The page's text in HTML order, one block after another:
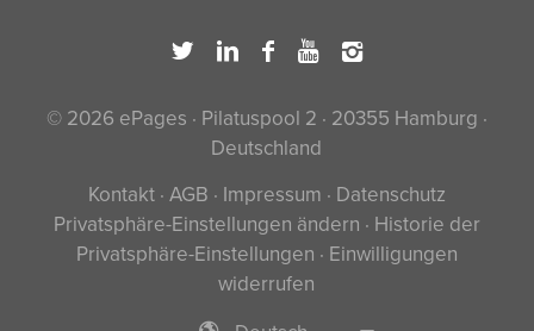
© 2026 ePages · Pilatuspool 2 · 20355 Hamburg ·
Deutschland
Kontakt· AGB · Impressum · Datenschutz
Privatsphäre-Einstellungen ändern · Historie der
Privatsphäre-Einstellungen · Einwilligungen
widerrufen